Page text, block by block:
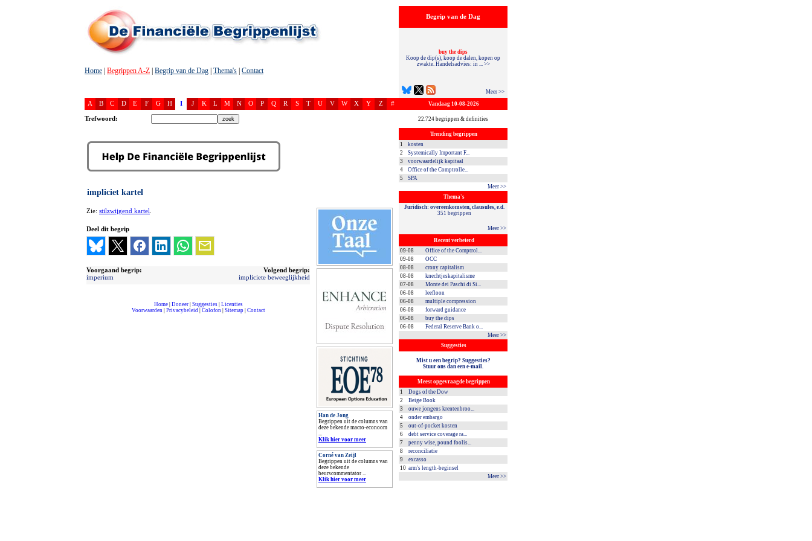
Home Begrippen A-Z Begrip van de Dag Thema's Contact
A B C D E F G H I J K L M N O P Q R S T U V W X Y Z #
Trefwoord:
Begrip van de Dag
Meer >>
buy the dips
Koop de dip(s), koop de dalen, kopen op
zwakte. Handelsadvies: in ... >>
Vandaag 10-08-2026
22.724 begrippen & definities
Trending begrippen
1
kosten
2
Systemically Important F...
3
voorwaardelijk kapitaal
4
Office of the Comptrolle...
5
SPA
Meer >>
Thema's
Juridisch: overeenkomsten, clausules, e.d.
351 begrippen
Meer >>
Recent verbeterd
09-08
Office of the Comptrol...
09-08
OCC
08-08
crony capitalism
08-08
knechtjeskapitalisme
07-08
Monte dei Paschi di Si...
06-08
leefloon
06-08
multiple compression
06-08
forward guidance
06-08
buy the dips
06-08
Federal Reserve Bank o...
Meer >>
Suggesties
Mist u een begrip? Suggesties?
Stuur ons dan een e-mail.
Meest opgevraagde begrippen
1
Dogs of the Dow
2
Beige Book
3
ouwe jongens krentenbroo...
4
onder embargo
5
out-of-pocket kosten
6
debt service coverage ra...
7
penny wise, pound foolis...
8
reconciliatie
9
excasso
10 arm's length-beginsel
Meer >>
impliciet kartel
Zie: stilzwijgend kartel
Deel dit begrip
Voorgaand begrip:
imperium
Volgend begrip:
impliciete beweeglijkheid
Home| Doneer| Suggesties| Licenties
Voorwaarden| Privacybeleid| Colofon| Sitemap| Contact
Han de Jong
Begrippen uit de columns van
deze bekende macro-econoom
...
Klik hier voor meer
Corné van Zeijl
Begrippen uit de columns van
deze bekende
beurscommentator ...
Klik hier voor meer